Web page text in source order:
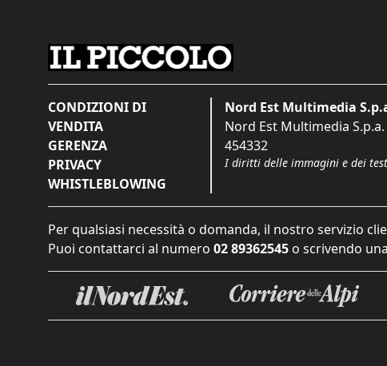
CONDIZIONI DI
VENDITA
GERENZA
PRIVACY
WHISTLEBLOWING
Nord Est Multimedia
Nord Est Multimedia S.p.a.
454332
I diritti delle immagini e dei
Per qualsiasi necessità o domanda, il nostro servizio
Puoi contattarci al numero 02 89362545 o scrivendo